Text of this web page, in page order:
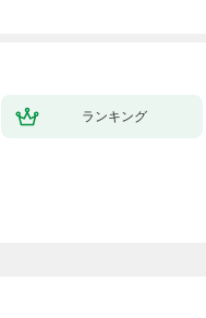
ランキング